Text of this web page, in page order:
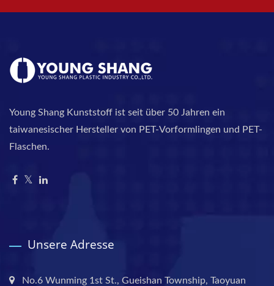
Young Shang Kunststoff ist seit über 50 Jahren ein
taiwanesischer Hersteller von PET-Vorformlingen und PET-
Flaschen.
Unsere Adresse
No.6 Wunming 1st St., Gueishan Township, Taoyuan